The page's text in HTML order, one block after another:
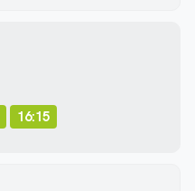
16:15